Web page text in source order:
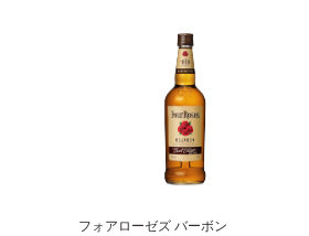
フォアローゼズ バーボン